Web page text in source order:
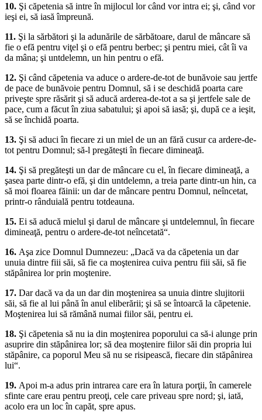
10. Şi căpetenia să intre în mijlocul lor când vor intra ei; şi, când vor
ieşi ei, să iasă împreună.
11. Şi la sărbători şi la adunările de sărbătoare, darul de mâncare să
fie o efă pentru viţel şi o efă pentru berbec; şi pentru miei, cât îi va
da mâna; şi untdelemn, un hin pentru o efă.
12. Şi când căpetenia va aduce o ardere-de-tot de bunăvoie sau jertfe
de pace de bunăvoie pentru Domnul, să i se deschidă poarta care
priveşte spre răsărit şi să aducă arderea-de-tot a sa şi jertfele sale de
pace, cum a făcut în ziua sabatului; şi apoi să iasă; şi, după ce a ieşit,
să se închidă poarta.
13. Şi să aduci în fiecare zi un miel de un an fără cusur ca ardere-de-
tot pentru Domnul; să-l pregăteşti în fiecare dimineaţă.
14. Şi să pregăteşti un dar de mâncare cu el, în fiecare dimineaţă, a
şasea parte dintr-o efă, şi din untdelemn, a treia parte dintr-un hin, ca
să moi floarea făinii: un dar de mâncare pentru Domnul, neîncetat,
printr-o rânduială pentru totdeauna.
15. Ei să aducă mielul şi darul de mâncare şi untdelemnul, în fiecare
dimineaţă, pentru o ardere-de-tot neîncetată“.
16. Aşa zice Domnul Dumnezeu: „Dacă va da căpetenia un dar
unuia dintre fiii săi, să fie ca moştenirea cuiva pentru fiii săi, să fie
stăpânirea lor prin moştenire.
17. Dar dacă va da un dar din moştenirea sa unuia dintre slujitorii
săi, să fie al lui până în anul eliberării; şi să se întoarcă la căpetenie.
Moştenirea lui să rămână numai fiilor săi, pentru ei.
18. Şi căpetenia să nu ia din moştenirea poporului ca să-i alunge prin
asuprire din stăpânirea lor; să dea moştenire fiilor săi din propria lui
stăpânire, ca poporul Meu să nu se risipească, fiecare din stăpânirea
lui“.
19. Apoi m-a adus prin intrarea care era în latura porţii, în camerele
sfinte care erau pentru preoţi, cele care priveau spre nord; şi, iată,
acolo era un loc în capăt, spre apus.